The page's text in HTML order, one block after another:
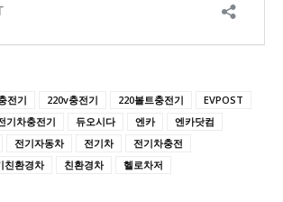
전기 220v충전기 220볼트충전기
EVPOST
기차충전기 듀오시다 엔카
엔카닷컴
전기자동차 전기차
전기차충전
친환경차 친환경차 헬로차저